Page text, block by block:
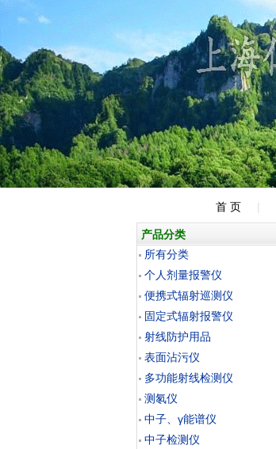
首 页 |
产品分类
所有分类
个人剂量报警仪
便携式辐射巡测仪
固定式辐射报警仪
射线防护用品
表面沾污仪
多功能射线检测仪
测氡仪
中子、γ能谱仪
中子检测仪